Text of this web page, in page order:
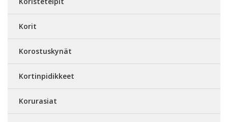
Korit
Korostuskynät
Kortinpidikkeet
Korurasiat